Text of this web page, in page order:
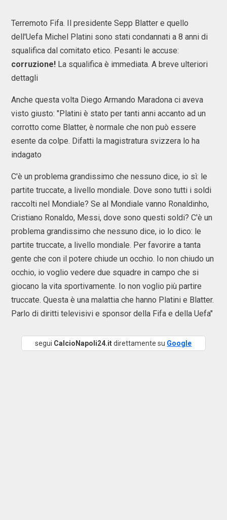
Terremoto Fifa. Il presidente Sepp Blatter e quello
dell'Uefa Michel Platini sono stati condannati a 8 anni di
squalifica dal comitato etico. Pesanti le accuse:
corruzione! La squalifica è immediata. A breve ulteriori
dettagli
Anche questa volta Diego Armando Maradona ci aveva
visto giusto: "Platini è stato per tanti anni accanto ad un
corrotto come Blatter, è normale che non può essere
esente da colpe. Difatti la magistratura svizzera lo ha
indagato
C'è un problema grandissimo che nessuno dice, io sì: le
partite truccate, a livello mondiale. Dove sono tutti i soldi
raccolti nel Mondiale? Se al Mondiale vanno Ronaldinho,
Cristiano Ronaldo, Messi, dove sono questi soldi? C'è un
problema grandissimo che nessuno dice, io lo dico: le
partite truccate, a livello mondiale. Per favorire a tanta
gente che con il potere chiude un occhio. Io non chiudo un
occhio, io voglio vedere due squadre in campo che si
giocano la vita sportivamente. Io non voglio più partire
truccate. Questa è una malattia che hanno Platini e Blatter.
Parlo di diritti televisivi e sponsor della Fifa e della Uefa"
segui CalcioNapoli24.itdirettamente su Google